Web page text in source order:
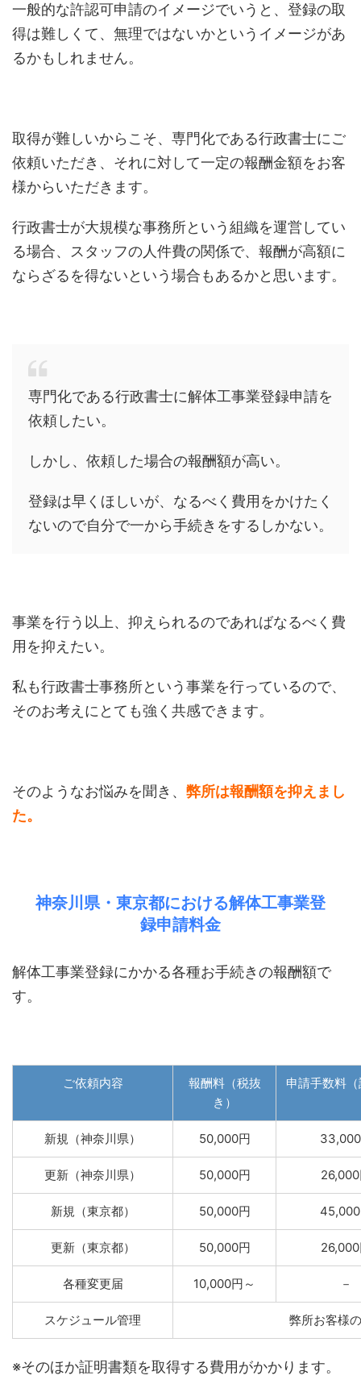
一般的な許認可申請のイメージでいうと、登録の取
得は難しくて、無理ではないかというイメージがあ
るかもしれません。
取得が難しいからこそ、専門化である行政書士にご
依頼いただき、それに対して一定の報酬金額をお客
様からいただきます。
行政書士が大規模な事務所という組織を運営してい
る場合、スタッフの人件費の関係で、報酬が高額に
ならざるを得ないという場合もあるかと思います。
専門化である行政書士に解体工事業登録申請を
依頼したい。
しかし、依頼した場合の報酬額が高い。
登録は早くほしいが、なるべく費用をかけたく
ないので自分で一から手続きをするしかない。
事業を行う以上、抑えられるのであればなるべく費
用を抑えたい。
私も行政書士事務所という事業を行っているので、
そのお考えにとても強く共感できます。
そのようなお悩みを聞き、 弊所は報酬額を抑えまし
た。
神奈川県・東京都における解体工事業登
録申請料金
解体工事業登録にかかる各種お手続きの報酬額で
す。
ご依頼内容
報酬料（税抜
き）
申請手数料
新規（神奈川県） 50,000円
更新（神奈川県） 50,000円
新規（東京都） 50,000円
更新（東京都） 50,000円
各種変更届 10,000円～ －
スケジュール管理 弊所お客様
※そのほか証明書類を取得する費用がかかります。